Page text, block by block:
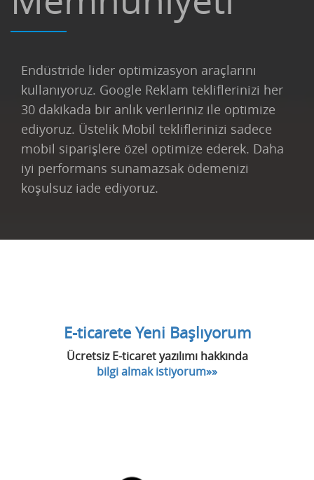
Endüstride lider optimizasyon araçlarını
kullanıyoruz. Google Reklam tekliflerinizi her
30 dakikada bir anlık verileriniz ile optimize
ediyoruz. Üstelik Mobil tekliflerinizi sadece
mobil siparişlere özel optimize ederek. Daha
iyi performans sunamazsak ödemenizi
koşulsuz iade ediyoruz.
E-ticarete Yeni Başlıyorum
Ücretsiz E-ticaret yazılımı hakkında
bilgi almak istiyorum»»